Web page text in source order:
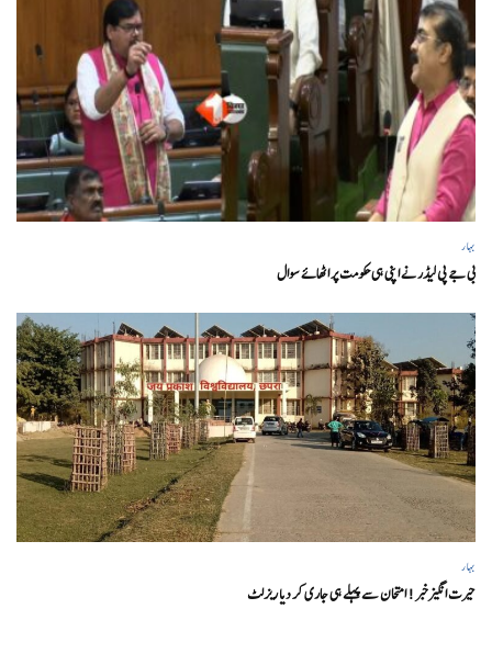
بہار
بی جے پی لیڈر نے اپنی ہی حکومت پر اٹھائے سوال
بہار
حیرت انگیزخبر ! امتحان سے پہلے ہی جاری کر دیا ریزلٹ